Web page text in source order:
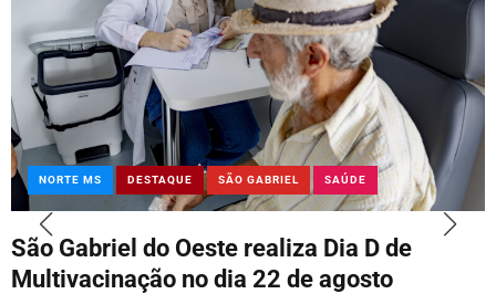
NORTE MS DESTAQUE SÃO GABRIEL SAÚDE
São Gabriel do Oeste realiza Dia D de
Multivacinação no dia 22 de agosto